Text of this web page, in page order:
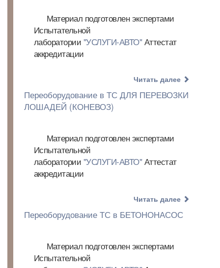
Материал подготовлен экспертами
Испытательной
лаборатории "УСЛУГИ-АВТО"Аттестат
аккредитации
Читать далее
Переоборудование в ТС ДЛЯ ПЕРЕВОЗКИ
ЛОШАДЕЙ (КОНЕВОЗ)
Материал подготовлен экспертами
Испытательной
лаборатории "УСЛУГИ-АВТО"Аттестат
аккредитации
Читать далее
Переоборудование ТС в БЕТОНОНАСОС
Материал подготовлен экспертами
Испытательной